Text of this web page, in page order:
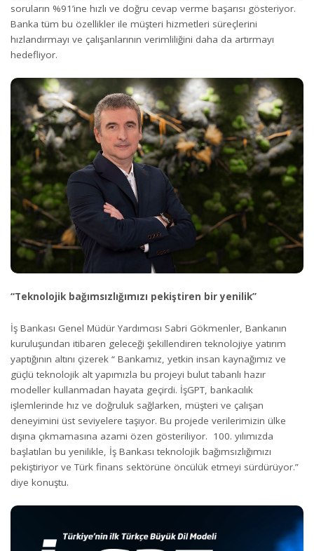
soruların %91’ine hızlı ve doğru cevap verme başarısı gösteriyor.
Banka tüm bu özellikler ile müşteri hizmetleri süreçlerini
hızlandırmayı ve çalışanlarının verimliliğini daha da artırmayı
hedefliyor.
“Teknolojik bağımsızlığımızı pekiştiren bir yenilik”
İş Bankası Genel Müdür Yardımcısı Sabri Gökmenler, Bankanın
kuruluşundan itibaren geleceği şekillendiren teknolojiye yatırım
yaptığının altını çizerek “ Bankamız, yetkin insan kaynağımız ve
güçlü teknolojik alt yapımızla bu projeyi bulut tabanlı hazır
modeller kullanmadan hayata geçirdi. İşGPT, bankacılık
işlemlerinde hız ve doğruluk sağlarken, müşteri ve çalışan
deneyimini üst seviyelere taşıyor. Bu projede verilerimizin ülke
dışına çıkmamasına azami özen gösteriliyor. 100. yılımızda
başlatılan bu yenilikle, İş Bankası teknolojik bağımsızlığımızı
pekiştiriyor ve Türk finans sektörüne öncülük etmeyi sürdürüyor.”
diye konuştu.